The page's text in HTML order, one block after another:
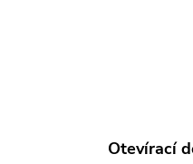
Otevírací